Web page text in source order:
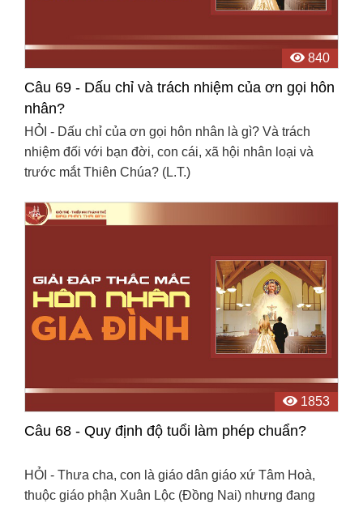
840
Câu 69 - Dấu chỉ và trách nhiệm của ơn gọi hôn
nhân?
HỎI - Dấu chỉ của ơn gọi hôn nhân là gì? Và trách
nhiệm đối với bạn đời, con cái, xã hội nhân loại và
trước mắt Thiên Chúa? (L.T.)
1853
Câu 68 - Quy định độ tuổi làm phép chuẩn?
HỎI - Thưa cha, con là giáo dân giáo xứ Tâm Hoà,
thuộc giáo phận Xuân Lộc (Đồng Nai) nhưng đang